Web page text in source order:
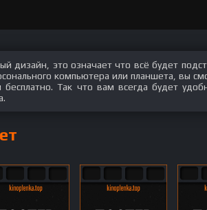
дизайн, это означает что всё будет
компьютера или планшета, вы
Так что вам всегда будет